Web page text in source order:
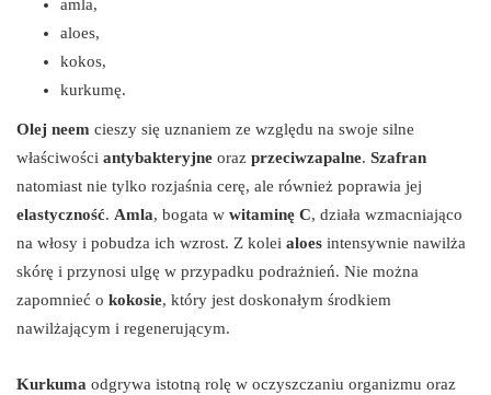
amla,
aloes,
kokos,
kurkumę.
Olej neem cieszy się uznaniem ze względu na swoje silne
właściwości antybakteryjne oraz przeciwzapalne. Szafran
natomiast nie tylko rozjaśnia cerę, ale również poprawia jej
elastyczność. Amla, bogata w witaminę C, działa wzmacniająco
na włosy i pobudza ich wzrost. Z kolei aloes intensywnie nawilża
skórę i przynosi ulgę w przypadku podrażnień. Nie można
zapomnieć o kokosie, który jest doskonałym środkiem
nawilżającym i regenerującym.
Kurkuma odgrywa istotną rolę w oczyszczaniu organizmu oraz